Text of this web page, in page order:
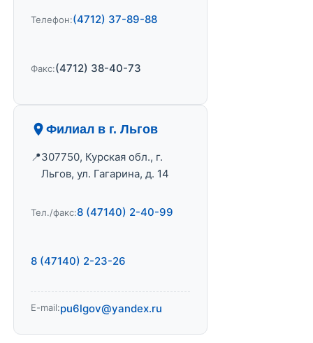
Телефон:(4712) 37-89-88
Факс:(4712) 38-40-73
Филиал в г. Льгов
307750, Курская обл., г.
Льгов, ул. Гагарина, д. 14
Тел./факс:8 (47140) 2-40-99
8 (47140) 2-23-26
E-mail:pu6lgov@yandex.ru